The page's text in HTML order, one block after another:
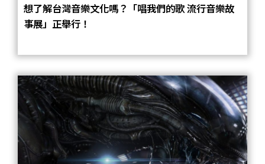
想了解台灣音樂文化嗎？「唱我們的歌 流行音樂故
事展」正舉行！